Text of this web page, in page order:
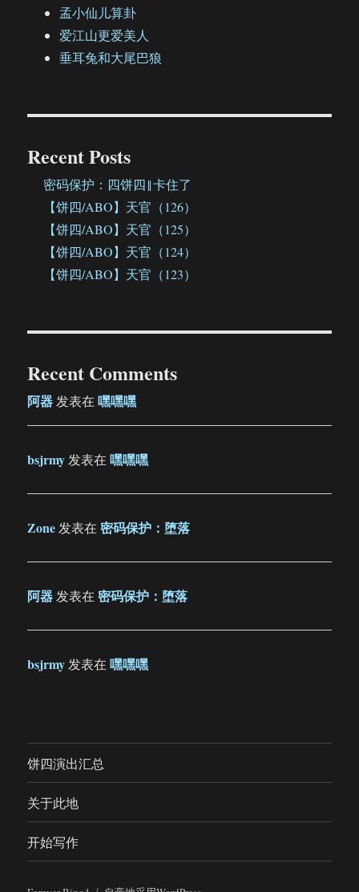
孟小仙儿算卦
爱江山更爱美人
垂耳兔和大尾巴狼
Recent Posts
密码保护：四饼四‖卡住了
【饼四/ABO】天官（126）
【饼四/ABO】天官（125）
【饼四/ABO】天官（124）
【饼四/ABO】天官（123）
Recent Comments
阿器发表在嘿嘿嘿
bsjrmy发表在嘿嘿嘿
Zone发表在密码保护：堕落
阿器发表在密码保护：堕落
bsjrmy发表在嘿嘿嘿
饼四演出汇总
关于此地
开始写作